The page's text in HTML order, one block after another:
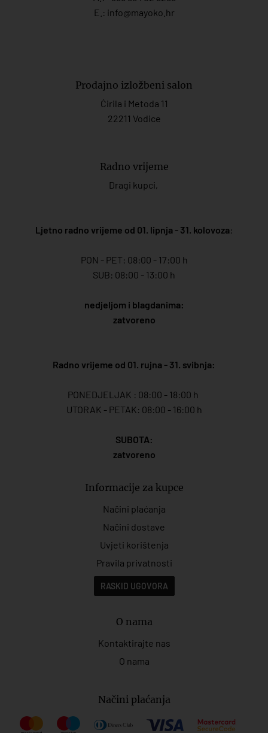
E.: info@mayoko. hr
Prodajno izložbeni salon
Ćirila i Metoda 11
22211 Vodice
Radno vrijeme
Dragi kupci,
Ljetno radno vrijeme od 01. lipnja - 31. kolovoza:
PON - PET: 08:00 - 17:00 h
SUB: 08:00 - 13:00 h
nedjeljom i blagdanima:
zatvoreno
Radno vrijeme od 01. rujna - 31. svibnja:
PONEDJELJAK : 08:00 - 18:00 h
UTORAK - PETAK: 08:00 - 16:00 h
SUBOTA:
zatvoreno
Informacije za kupce
Načini plaćanja
Načini dostave
Uvjeti korištenja
Pravila privatnosti
RASKID UGOVORA
O nama
Kontaktirajte nas
O nama
Načini plaćanja